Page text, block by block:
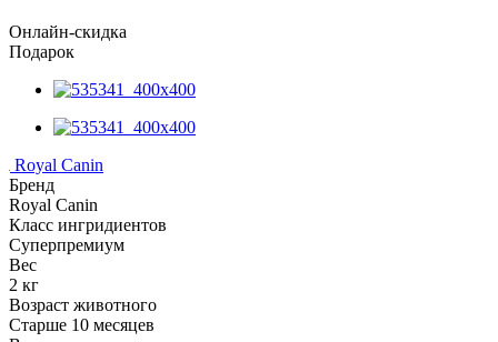
Онлайн-скидка
Подарок
Royal Canin
Бренд
Royal Canin
Класс ингридиентов
Суперпремиум
Вес
2 кг
Возраст животного
Старше 10 месяцев